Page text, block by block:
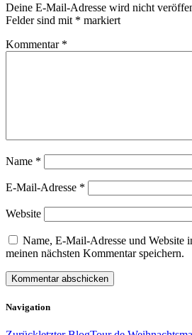
Deine E-Mail-Adresse wird nicht
Felder sind mit * markiert
Kommentar *
Name *
E-Mail-Adresse *
Website
Name, E-Mail-Adresse und Website
meinen nächsten Kommentar speichern.
Navigation